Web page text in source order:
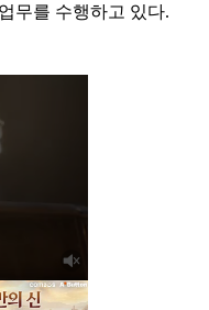
무를 수행하고 있다.